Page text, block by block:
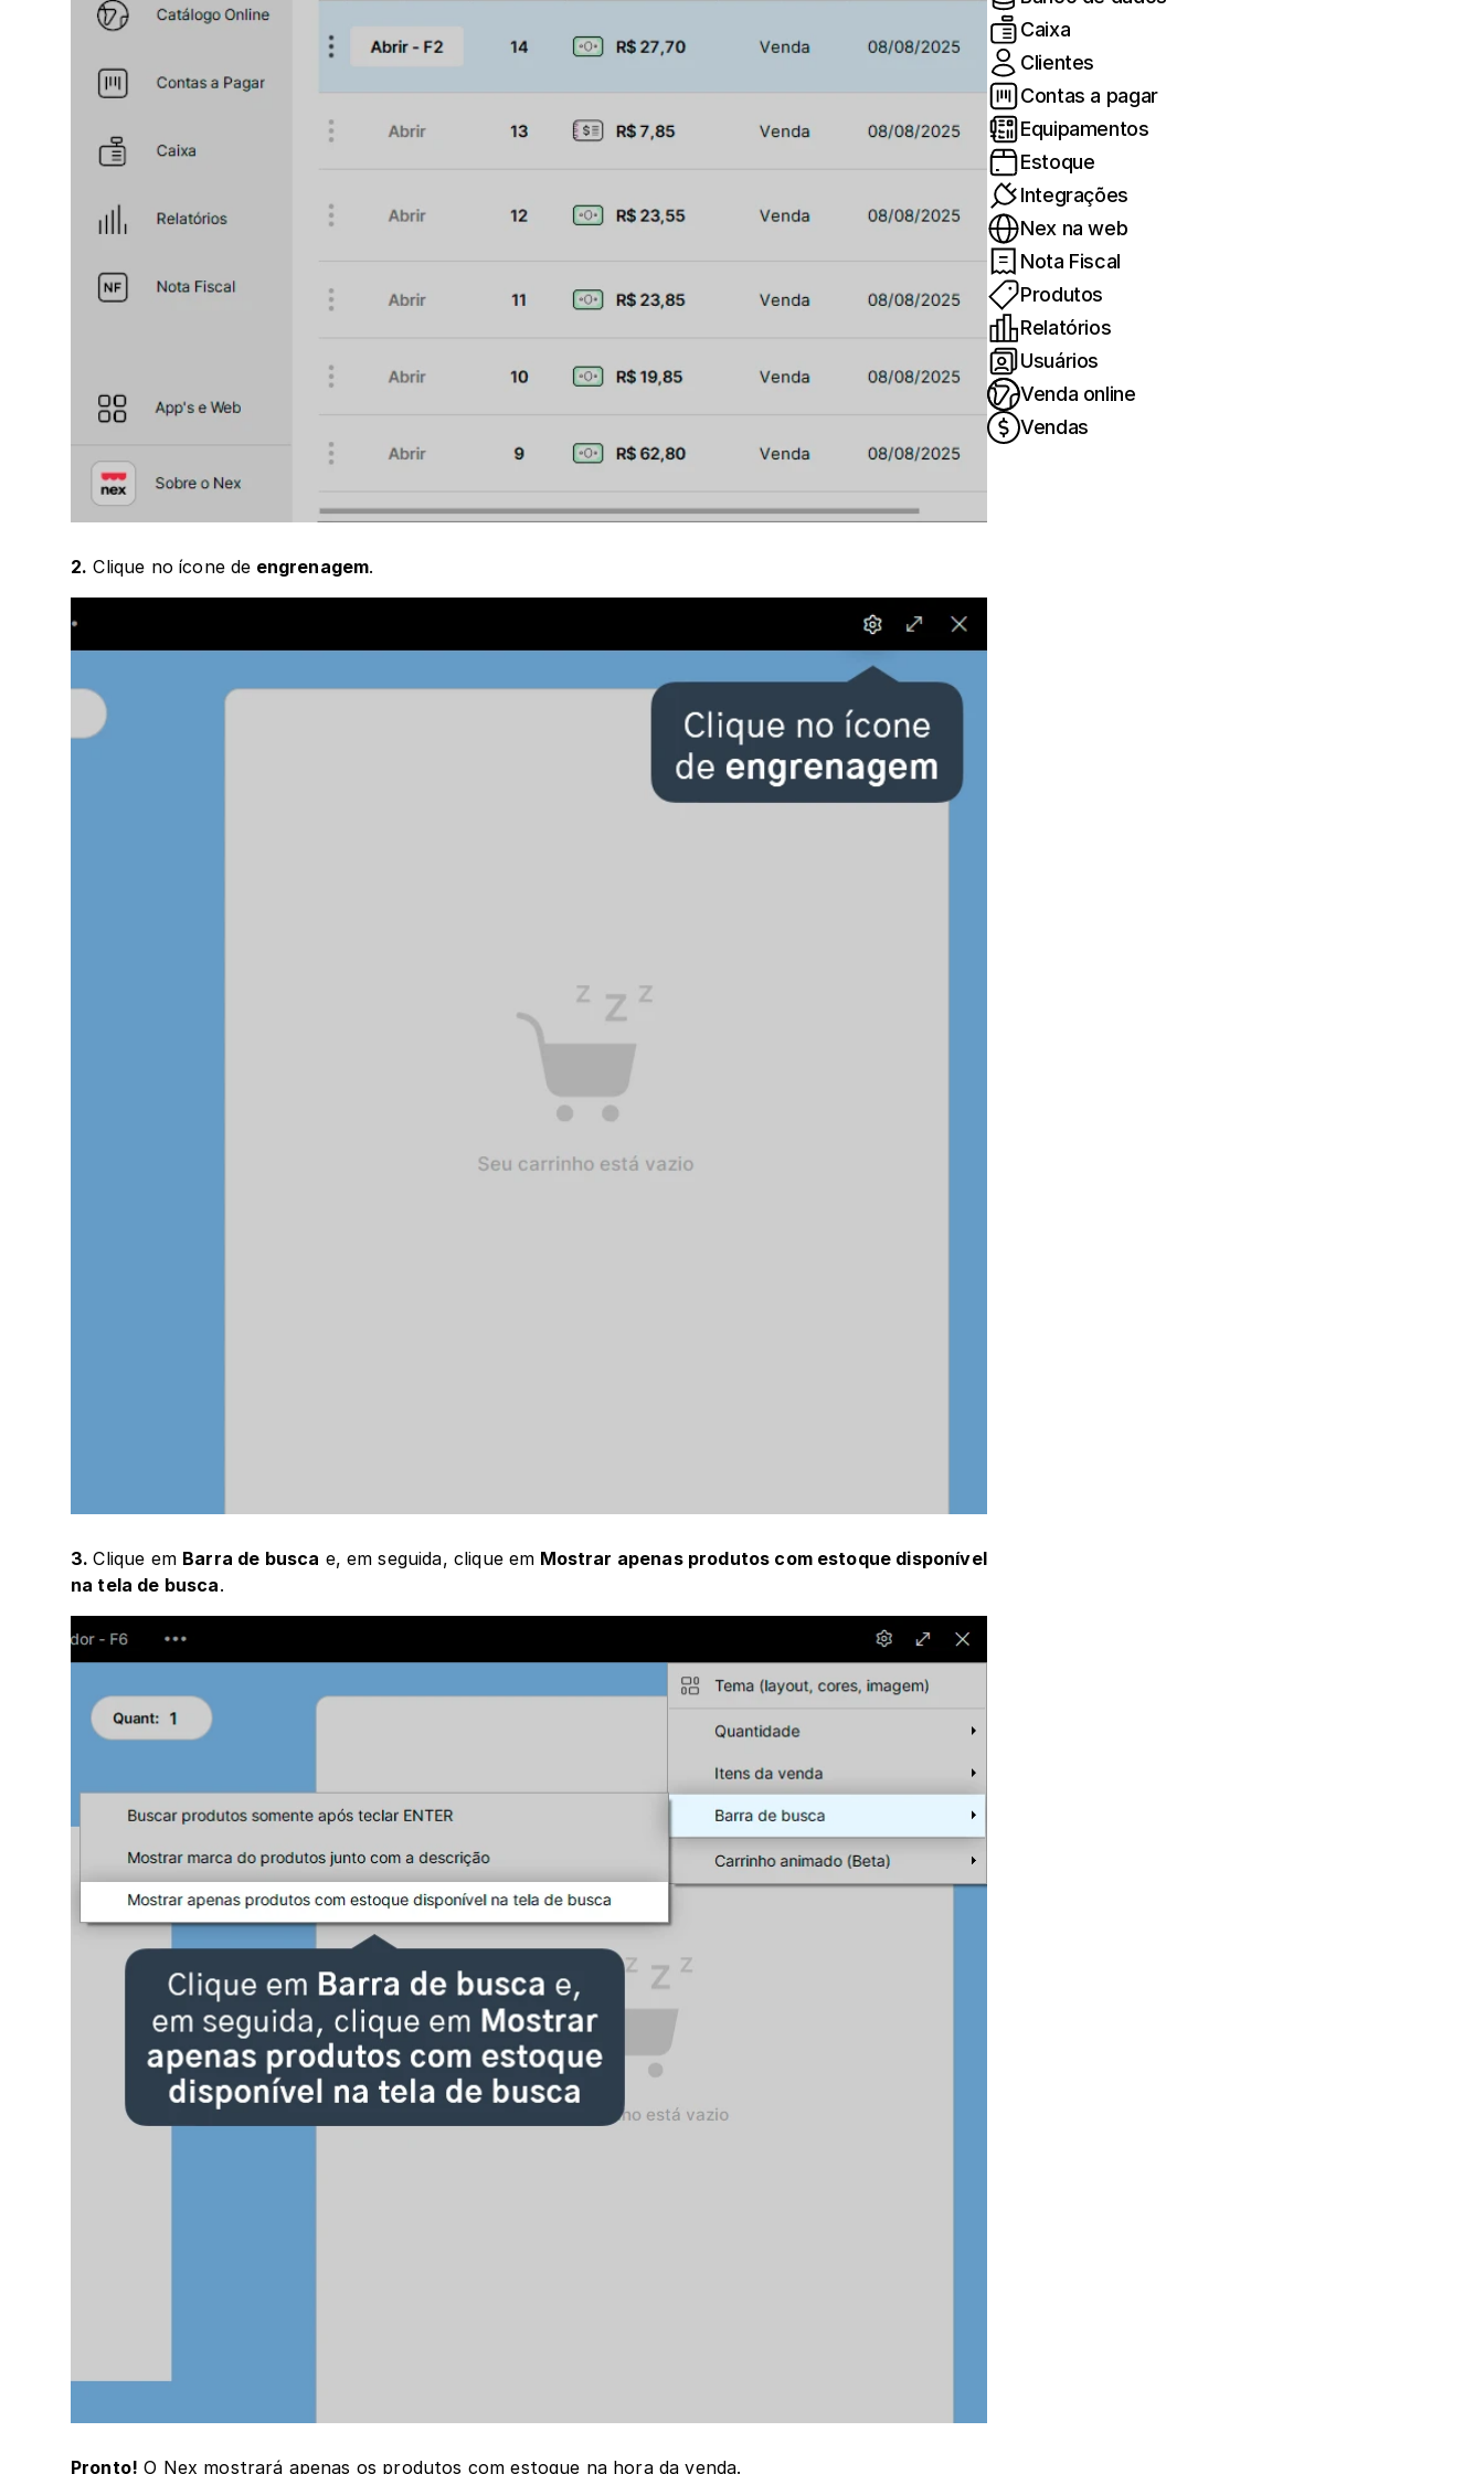
2. Clique no ícone de engrenagem.
3. Clique em Barra de busca e, em seguida, clique em Mostrar apenas produtos com estoque disponível
na tela de busca.
Pronto! O Nex mostrará apenas os produtos com estoque na hora da venda.
Caixa
Clientes
Contas a pagar
Equipamentos
Estoque
Integrações
Nex na web
Nota Fiscal
Produtos
Relatórios
Usuários
Venda online
Vendas